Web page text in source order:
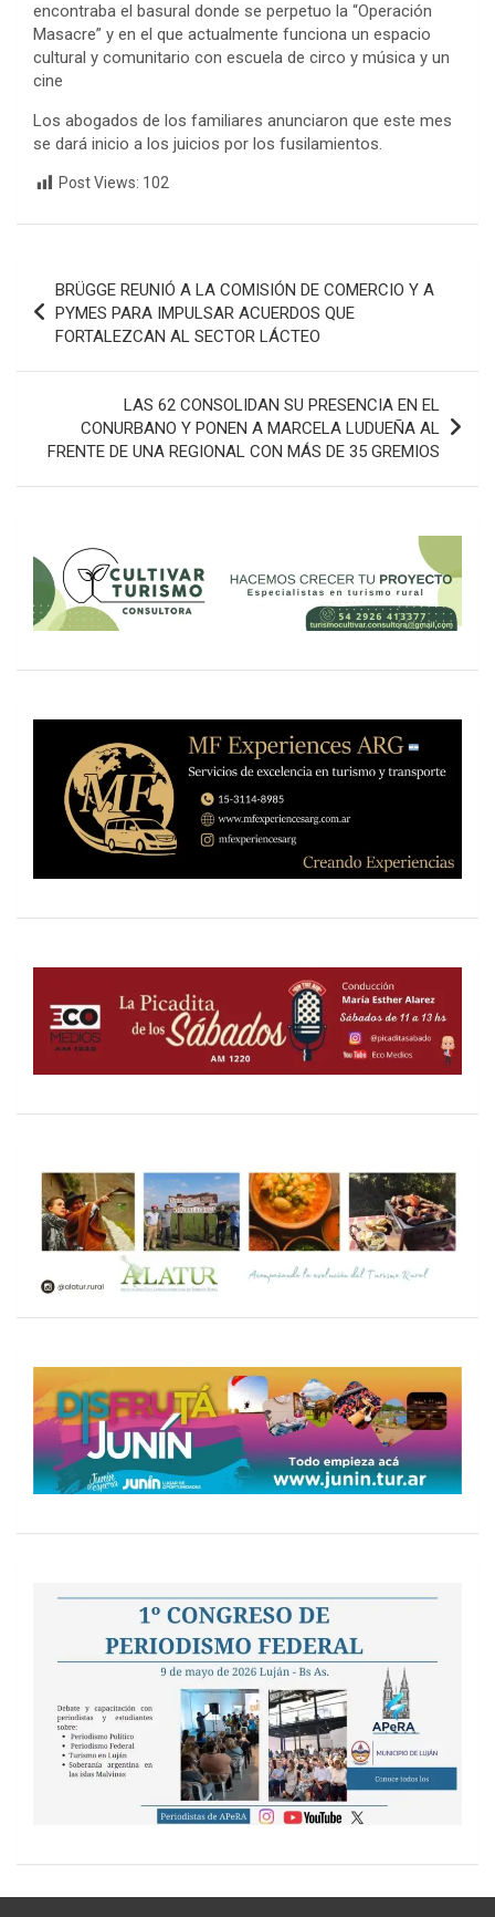
encontraba el basural donde se perpetuo la “Operación
Masacre” y en el que actualmente funciona un espacio
cultural y comunitario con escuela de circo y música y un
cine
Los abogados de los familiares anunciaron que este mes
se dará inicio a los juicios por los fusilamientos.
Post Views: 102
de
entradas
BRÜGGE REUNIÓ A LA COMISIÓN DE COMERCIO Y A
PYMES PARA IMPULSAR ACUERDOS QUE
FORTALEZCAN AL SECTOR LÁCTEO
LAS 62 CONSOLIDAN SU PRESENCIA EN EL
CONURBANO Y PONEN A MARCELA LUDUEÑA AL
FRENTE DE UNA REGIONAL CON MÁS DE 35 GREMIOS